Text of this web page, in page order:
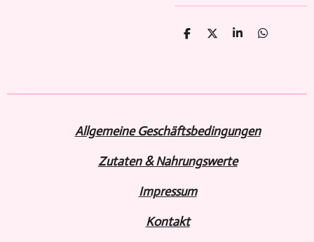
T
n
T
n
T
n
T
n
Allgemeine Geschäftsbedingungen
Zutaten & Nahrungswerte
Impressum
Kontakt